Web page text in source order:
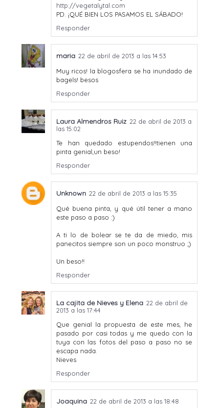
http://vegetalytal.com
PD. ¡QUÉ BIEN LOS PASAMOS EL SÁBADO!
Responder
maria 22 de abril de 2013 a las 14:53
Muy ricos! la blogosfera se ha inundado de
bagels! besos
Responder
Laura Almendros Ruiz 22 de abril de 2013 a
las 15:02
Te han quedado estupendos!!tienen una
pinta genial,un beso!
Responder
Unknown 22 de abril de 2013 a las 15:35
Qué buena pinta, y qué útil tener a mano
este paso a paso :)
A ti lo de bolear se te da de miedo, mis
panecitos siempre son un poco monstruo ;)
Un beso!!
Responder
La cajita de Nieves y Elena 22 de abril de
2013 a las 17:44
Que genial la propuesta de este mes, he
pasado por casi todas y me quedo con la
tuya con las fotos del paso a paso no se
escapa nada.
Nieves
Responder
Joaquina 22 de abril de 2013 a las 18:48